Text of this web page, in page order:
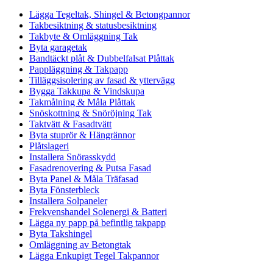
Lägga Tegeltak, Shingel & Betongpannor
Takbesiktning & statusbesiktning
Takbyte & Omläggning Tak
Byta garagetak
Bandtäckt plåt & Dubbelfalsat Plåttak
Pappläggning & Takpapp
Tilläggsisolering av fasad & yttervägg
Bygga Takkupa & Vindskupa
Takmålning & Måla Plåttak
Snöskottning & Snöröjning Tak
Taktvätt & Fasadtvätt
Byta stuprör & Hängrännor
Plåtslageri
Installera Snörasskydd
Fasadrenovering & Putsa Fasad
Byta Panel & Måla Träfasad
Byta Fönsterbleck
Installera Solpaneler
Frekvenshandel Solenergi & Batteri
Lägga ny papp på befintlig takpapp
Byta Takshingel
Omläggning av Betongtak
Lägga Enkupigt Tegel Takpannor